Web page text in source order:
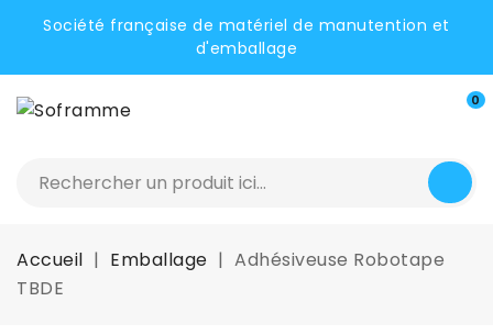
Société française de matériel de manutention et
d'emballage
0
Accueil Emballage
Adhésiveuse Robotape
TBDE